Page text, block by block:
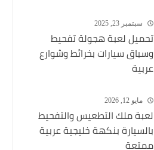
سبتمبر 23, 2025
تحميل لعبة هجولة تفحيط
وسباق سيارات بخرائط وشوارع
عربية
مايو 12, 2026
لعبة ملك التطعيس والتفحيط
بالسيارة بنكهة خليجية عربية
ممتعة